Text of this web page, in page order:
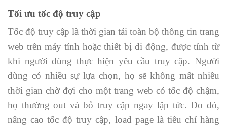
Tối ưu tốc độ truy cập
Tốc độ truy cập là thời gian tải toàn bộ thông tin trang
web trên máy tính hoặc thiết bị di động, được tính từ
khi người dùng thực hiện yêu cầu truy cập. Người
dùng có nhiều sự lựa chọn, họ sẽ không mất nhiều
thời gian chờ đợi cho một trang web có tốc độ chậm,
họ thường out và bỏ truy cập ngay lập tức. Do đó,
nâng cao tốc độ truy cập, load page là tiêu chí hàng